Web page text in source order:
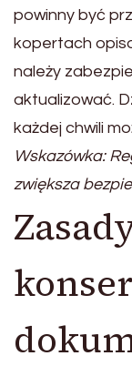
powinny być
kopertach
należy
aktualizować.
każdej chwili
Wskazówka:
zwiększa